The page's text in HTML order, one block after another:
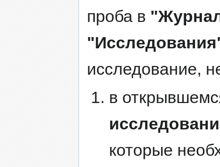
проба в
исследование,
в
которые